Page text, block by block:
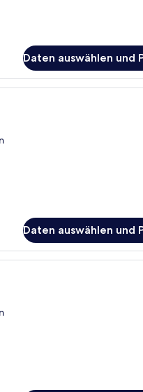
Daten auswählen und
Schreibtisch,
Daten auswählen und
Schreibtisch,